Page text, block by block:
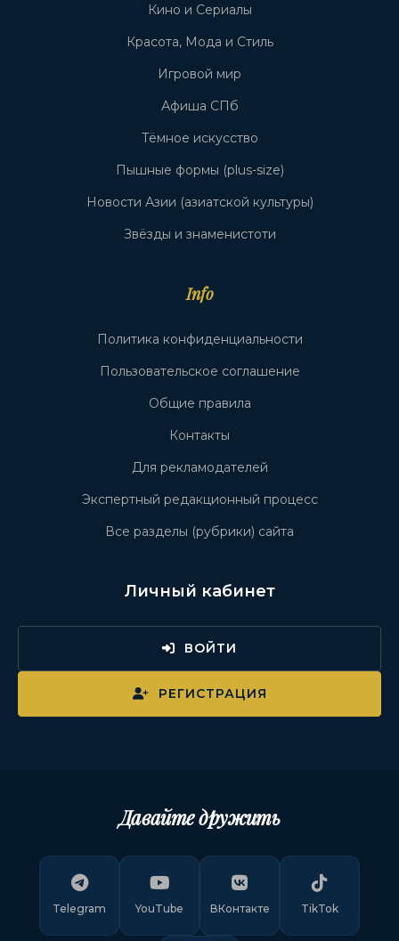
Кино и Сериалы
Красота, Мода и Стиль
Игровой мир
Афиша СПб
Тёмное искусство
Пышные формы (plus-size)
Новости Азии (азиатской культуры)
Звёзды и знаменистоти
Info
Политика конфиденциальности
Пользовательское соглашение
Общие правила
Контакты
Для рекламодателей
Экспертный редакционный процесс
Все разделы (рубрики) сайта
Личный кабинет
ВОЙТИ
РЕГИСТРАЦИЯ
Давайте дружить
Telegram YouTube ВКонтакте TikTok